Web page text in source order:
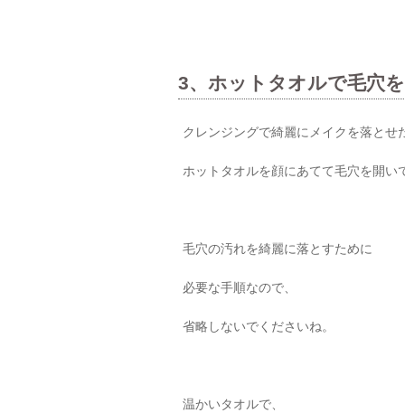
3、ホットタオルで毛穴
クレンジングで綺麗にメイクを落とせ
ホットタオルを顔にあてて毛穴を開い
毛穴の汚れを綺麗に落とすために
必要な手順なので、
省略しないでくださいね。
温かいタオルで、